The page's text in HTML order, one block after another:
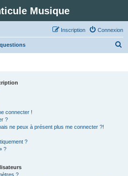
Musique
Connexion
Inscription
connecter !
?
ne peux à présent plus me connecter ?!
?
?
?